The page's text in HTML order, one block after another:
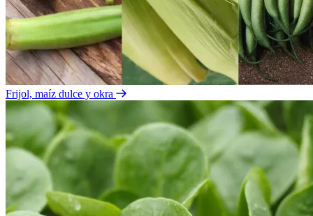
Frijol, maíz dulce y okra